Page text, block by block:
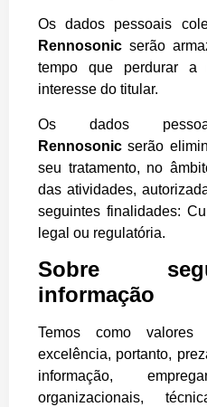
Os dados pessoais
Rennosonic serão
tempo que perdurar a
interesse do titular.
Os dados
Rennosonic serão
seu tratamento, no
das atividades,
seguintes finalidades:
legal ou regulatória.
Sobre
informação
Temos como valores
excelência, portanto,
informação,
organizacionais,